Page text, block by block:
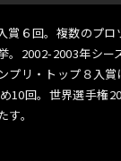
賞６回。複数のプロ
。2002-2003年シー
プリ・トップ８入
10回。世界選手権
。